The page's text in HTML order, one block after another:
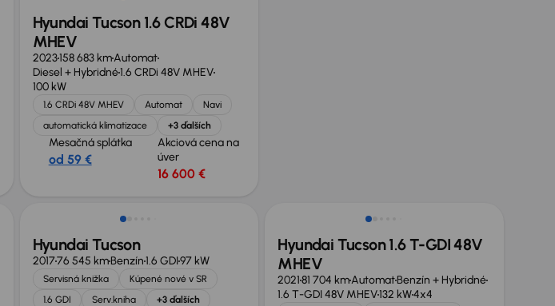
Hyundai Tucson 1.6 CRDi 48V
MHEV
2023158 683 kmAutomat
Diesel + Hybridné1.6 CRDi 48V MHEV
100 kW
1.6 CRDi 48V MHEV Automat
Navi
automatická klimatizace
+3 ďalších
Mesačná splátka
od 59 €
Akciová cena na
úver
16 600 €
Hyundai Tucson
201776 545 kmBenzín1.6 GDI97 kW
Servisná knižka
Kúpené nové v SR
1.6 GDI
Serv.kniha +3 ďalších
Hyundai Tucson 1.6 T-GDI 48V
MHEV
202181 704 kmAutomatBenzín + Hybridné
1.6 T-GDI 48V MHEV132 kW4x4